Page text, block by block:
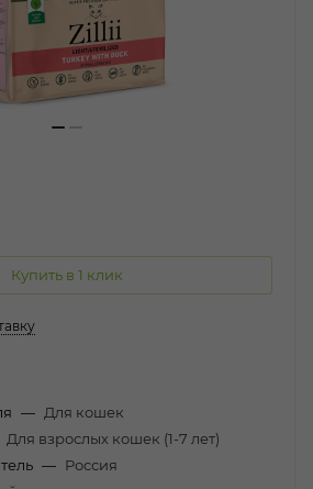
Купить в 1 клик
— Для кошек
Для взрослых кошек (1-7 лет)
— Россия